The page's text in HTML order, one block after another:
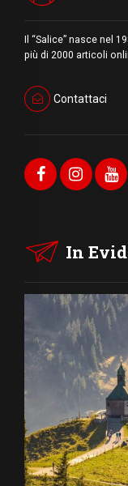
Il “Salice” nasce nel
più di 2000 articoli
Contattaci
In